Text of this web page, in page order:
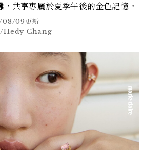
共享專屬於夏季午後的金色記憶。
08/09更新
Chang